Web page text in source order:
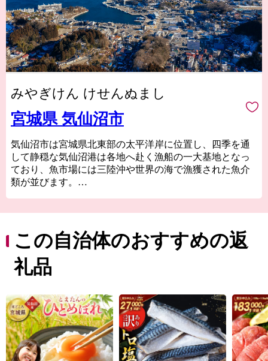
みやぎけん けせんぬまし
宮城県 気仙沼市
気仙沼市は宮城県北東部の太平洋岸に位置し、四季を通
して静穏な気仙沼港は各地へ赴く漁船の一大基地となっ
ており、魚市場には三陸沖や世界の海で漁獲された魚介
類が並びます。
人気の気仙沼ホルモンなどがあり、美食の街としての一
面も持っています。
東日本大震災では大きな被害を受けましたが、温かい御
支援により一歩ずつ復興の道を歩んでいます。「世界と
い。
この自治体のおすすめの返
礼品